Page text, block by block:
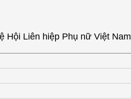
Liên hiệp Phụ nữ Việt